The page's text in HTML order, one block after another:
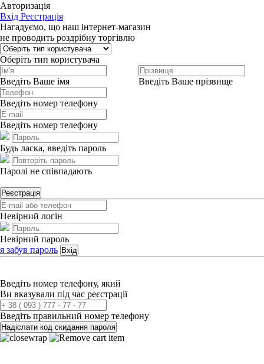
Авторизація
Вхід Реєстрація
Нагадуємо, що наш інтернет-магазин
не проводить роздрібну торгівлю
Оберіть тип користувача
Введіть Ваше імя Введіть Ваше прізвище
Введіть номер телефону
Введіть номер телефону
Будь ласка, введіть пароль
Паролі не співпадають
Реєстрація
Невірний логін
Невірний пароль
я забув пароль Вхід
Введіть номер телефону, який
Ви вказували під час реєстрації
Введіть правильний номер телефону
Надіслати код скидання пароля